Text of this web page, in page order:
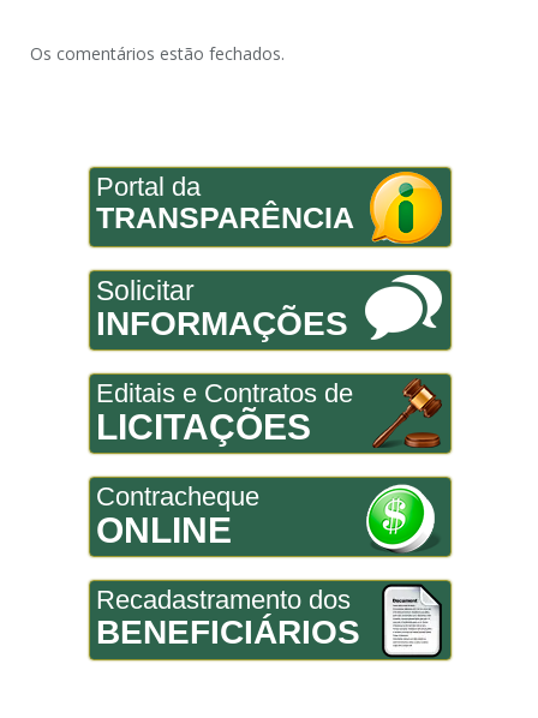
Os comentários estão fechados.
Portal da
TRANSPARÊNCIA
Solicitar
INFORMAÇÕES
Editais e Contratos de
LICITAÇÕES
Contracheque
ONLINE
Recadastramento dos
BENEFICIÁRIOS